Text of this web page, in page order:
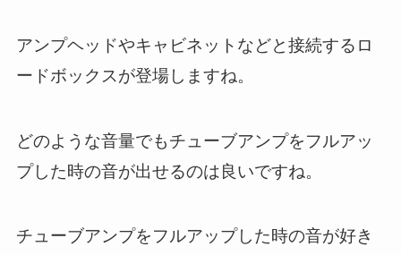
アンプヘッドやキャビネットなどと接続するロ
ードボックスが登場しますね。
どのような音量でもチューブアンプをフルアッ
プした時の音が出せるのは良いですね。
チューブアンプをフルアップした時の音が好き